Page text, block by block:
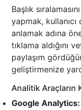
Başlık
yapmak, kullanıcı
anlamak adına
tıklama aldığını
paylaşım
geliştirmenize
Analitik Araçların
Google Analytics: